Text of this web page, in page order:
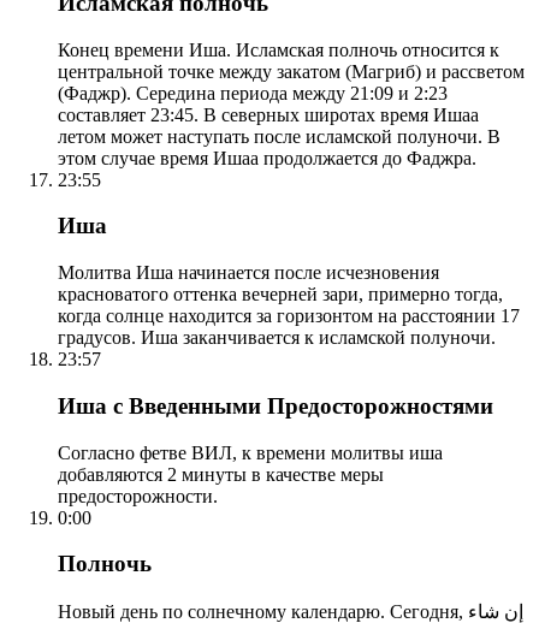
Конец времени Иша. Исламская полночь относится к
центральной точке между закатом (Магриб) и рассветом
(Фаджр). Середина периода между 21:09 и 2:23
составляет 23:45. В северных широтах время Ишаа
летом может наступать после исламской полуночи. В
этом случае время Ишаа продолжается до Фаджра.
23:55
Иша
Молитва Иша начинается после исчезновения
красноватого оттенка вечерней зари, примерно тогда,
когда солнце находится за горизонтом на расстоянии 17
градусов. Иша заканчивается к исламской полуночи.
23:57
Иша с Введенными Предосторожностями
Согласно фетве ВИЛ, к времени молитвы иша
добавляются 2 минуты в качестве меры
предосторожности.
0:00
Полночь
Новый день по солнечному календарю. Сегодня, إن شاء